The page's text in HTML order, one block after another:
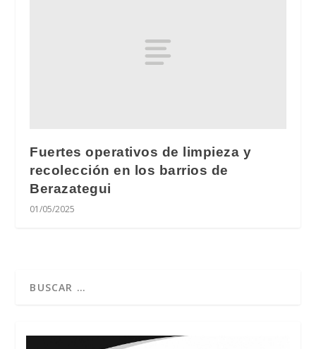
Fuertes operativos de limpieza y
recolección en los barrios de
Berazategui
01/05/2025